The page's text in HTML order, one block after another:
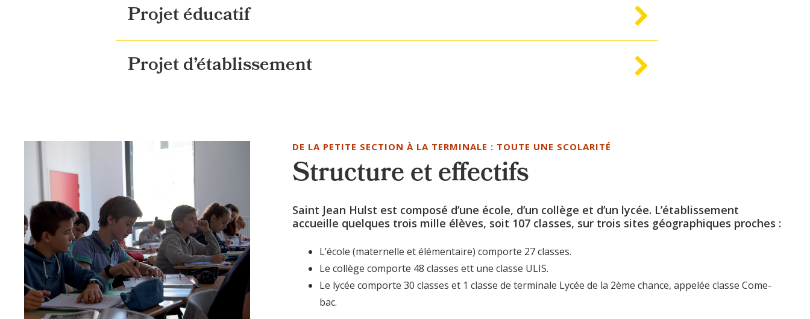
Projet éducatif
Projet d’établissement
DE LA PETITE SECTION À LA TERMINALE : TOUTE UNE SCOLARITÉ
Structure et effectifs
Saint Jean Hulst est composé d’une école, d’un collège et d’un lycée. L’établissement
accueille quelques trois mille élèves, soit 107 classes, sur trois sites géographiques proches :
L’école (maternelle et élémentaire) comporte 27 classes.
Le collège comporte 48 classes ett une classe ULIS.
Le lycée comporte 30 classes et 1 classe de terminale Lycée de la 2ème chance, appelée classe Come-
bac.